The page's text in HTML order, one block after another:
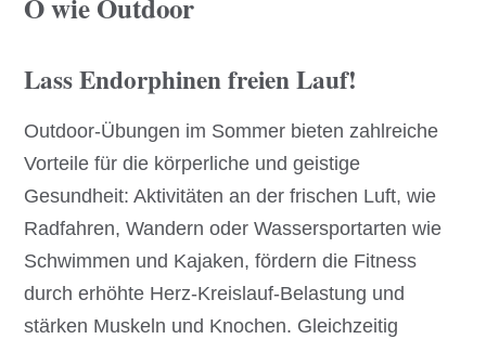
O wie Outdoor
Lass Endorphinen freien Lauf!
Outdoor-Übungen im Sommer bieten zahlreiche
Vorteile für die körperliche und geistige
Gesundheit: Aktivitäten an der frischen Luft, wie
Radfahren, Wandern oder Wassersportarten wie
Schwimmen und Kajaken, fördern die Fitness
durch erhöhte Herz-Kreislauf-Belastung und
stärken Muskeln und Knochen. Gleichzeitig